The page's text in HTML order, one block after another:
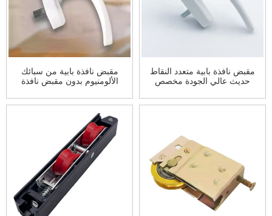
مقبض نافذة بابية من سبائك
الألومنيوم بدون مقبض نافذة
نافذة منزلق
مقبض نافذة بابية متعدد النقاط
حديث عالي الجودة مخصص